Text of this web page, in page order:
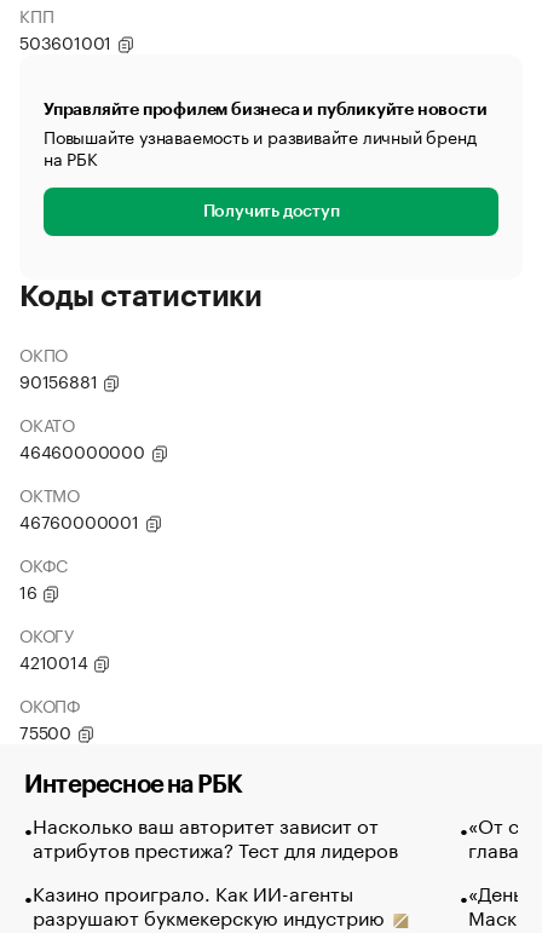
КПП
503601001
Управляйте профилем бизнеса и публикуйте новости
Повышайте узнаваемость и развивайте личный бренд
на РБК
Получить доступ
Коды статистики
ОКПО
90156881
ОКАТО
46460000000
ОКТМО
46760000001
ОКФС
16
ОКОГУ
4210014
ОКОПФ
75500
Интересное на РБК
Насколько ваш авторитет зависит от
атрибутов престижа? Тест для лидеров
Казино проиграло. Как ИИ-агенты
разрушают букмекерскую индустрию
«От
глава
Маск в